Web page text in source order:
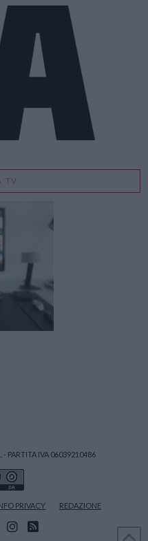
TV
- PARTITA IVA 06039210486
PRIVACY REDAZIONE